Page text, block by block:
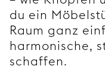
du ein
Raum ganz
harmonische,
schaffen.